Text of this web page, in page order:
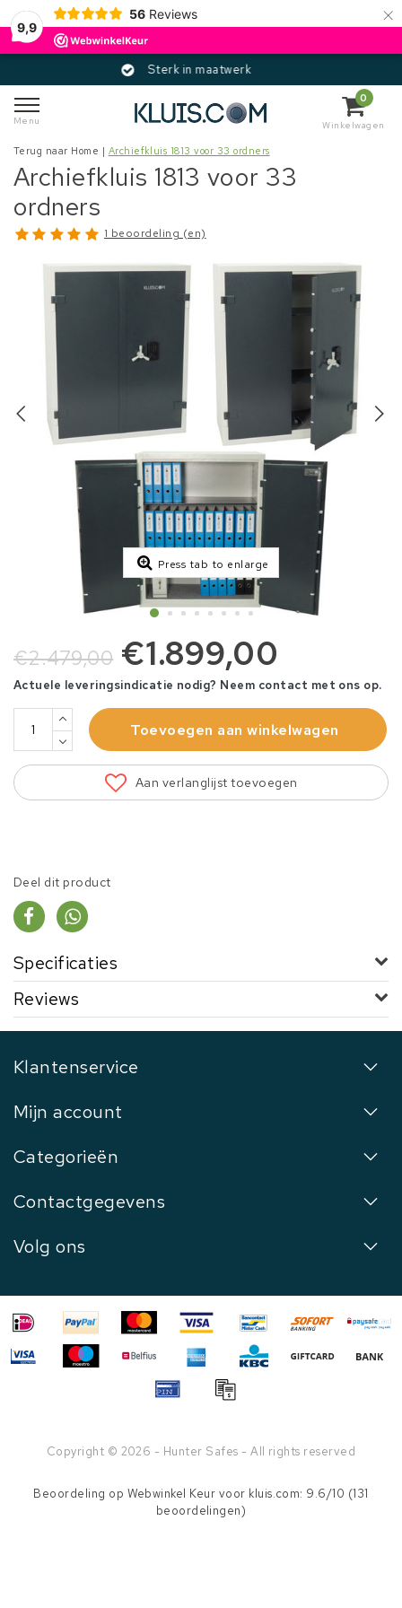
9,9
56 Reviews ×
Sterk in maatwerk
Menu
0
Winkelwagen
Terug naar Home | Archiefkluis 1813 voor 33 ordners
Archiefkluis 1813 voor 33
ordners
1 beoordeling (en)
Press tab to enlarge
€2.479,00 €1.899,00
Actuele leveringsindicatie nodig? Neem contact met ons op.
Toevoegen aan winkelwagen
Aan verlanglijst toevoegen
Deel dit product
Specificaties
Reviews
Klantenservice
Mijn account
Categorieën
Contactgegevens
Volg ons
Copyright © 2026 - Hunter Safes - All rights reserved
Beoordeling op Webwinkel Keur voor kluis.com: 9.6/10 (131
beoordelingen)